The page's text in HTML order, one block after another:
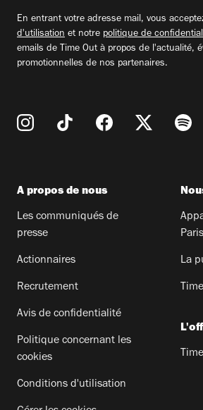
En entrant votre adresse mail, vous
d'utilisation et notre politique de
emails de Time Out à propos de l'actualité,
promotionnelles de nos partenaires.
A propos de nous
Les communiqués de
presse
Actionnaires
Recrutement
Avis de confidentialité
Politique concernant les
cookies
Conditions d'utilisation
Paris
La